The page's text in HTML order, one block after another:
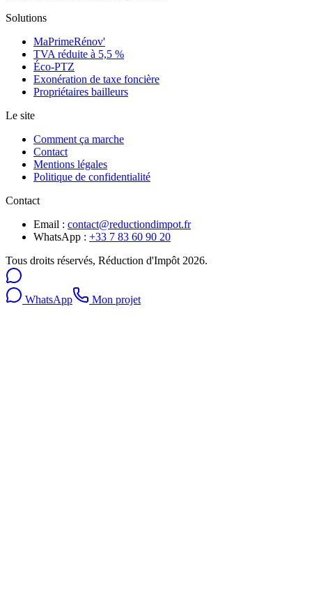
Solutions
MaPrimeRénov'
TVA réduite à 5,5 %
Éco-PTZ
Exonération de taxe foncière
Propriétaires bailleurs
Le site
Comment ça marche
Contact
Mentions légales
Politique de confidentialité
Contact
Email : contact@reductiondimpot.fr
WhatsApp : +33 7 83 60 90 20
Tous droits réservés, Réduction d'Impôt 2026.
WhatsApp Mon projet